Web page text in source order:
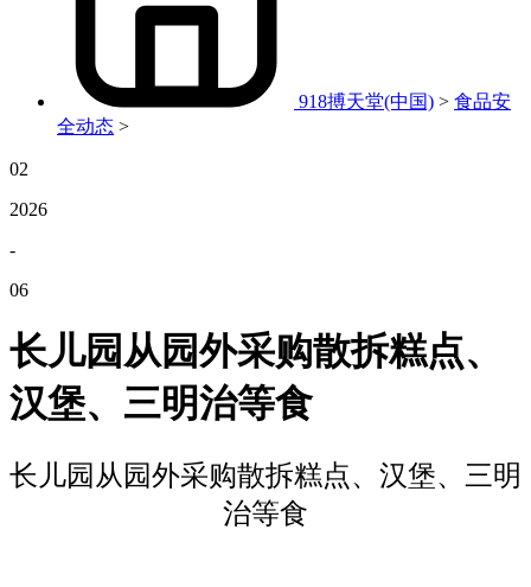
918搏天堂(中国) > 食品安
全动态 >
02
2026
-
06
长儿园从园外采购散拆糕点、
汉堡、三明治等食
长儿园从园外采购散拆糕点、汉堡、三明
治等食